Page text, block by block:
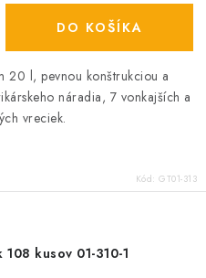
DO KOŠÍKA
20 l, pevnou konštrukciou a
náradia, 7 vonkajších a
vreciek.
Kód: GT01-313
kusov 01-310-1